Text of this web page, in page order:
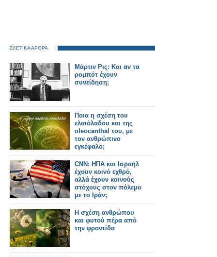
ΣΧΕΤΙΚΑ ΑΡΘΡΑ
Μάρτιν Ρις: Και αν τα
ρομπότ έχουν
συνείδηση;
Ποια η σχέση του
ελαιόλαδου και της
oleocanthal του, με
τον ανθρώπινο
εγκέφαλο;
CNN: ΗΠΑ και Ισραήλ
έχουν κοινό εχθρό,
αλλά έχουν κοινούς
στόχους στον πόλεμο
με το Ιράν;
Η σχέση ανθρώπου
και φυτού πέρα από
την φροντίδα